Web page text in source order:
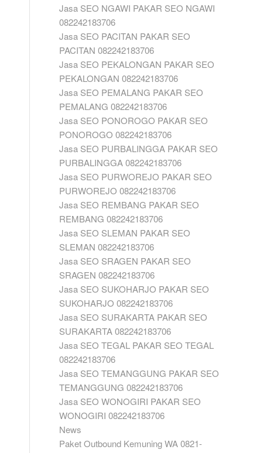
Jasa SEO NGAWI PAKAR SEO NGAWI
082242183706
Jasa SEO PACITAN PAKAR SEO
PACITAN 082242183706
Jasa SEO PEKALONGAN PAKAR SEO
PEKALONGAN 082242183706
Jasa SEO PEMALANG PAKAR SEO
PEMALANG 082242183706
Jasa SEO PONOROGO PAKAR SEO
PONOROGO 082242183706
Jasa SEO PURBALINGGA PAKAR SEO
PURBALINGGA 082242183706
Jasa SEO PURWOREJO PAKAR SEO
PURWOREJO 082242183706
Jasa SEO REMBANG PAKAR SEO
REMBANG 082242183706
Jasa SEO SLEMAN PAKAR SEO
SLEMAN 082242183706
Jasa SEO SRAGEN PAKAR SEO
SRAGEN 082242183706
Jasa SEO SUKOHARJO PAKAR SEO
SUKOHARJO 082242183706
Jasa SEO SURAKARTA PAKAR SEO
SURAKARTA 082242183706
Jasa SEO TEGAL PAKAR SEO TEGAL
082242183706
Jasa SEO TEMANGGUNG PAKAR SEO
TEMANGGUNG 082242183706
Jasa SEO WONOGIRI PAKAR SEO
WONOGIRI 082242183706
News
Paket Outbound Kemuning WA 0821-